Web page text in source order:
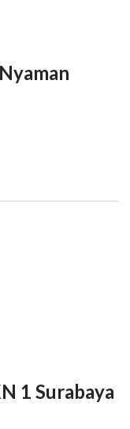
1 Surabaya